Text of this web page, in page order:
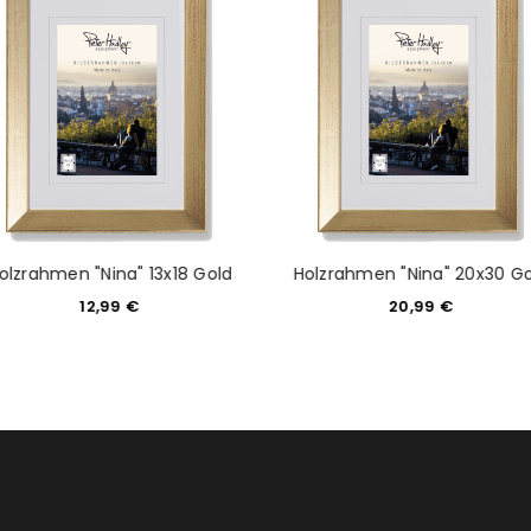
durch
Angemeldet bleiben
Please select all the ways
Ich stimme zu
Ja, ich möchte ein
Datenschutzerklärung.
REGISTRIEREN
"Nina" 13x18 Gold
12,99 €
Holzrahmen "Nina" 20x30
20,99 €